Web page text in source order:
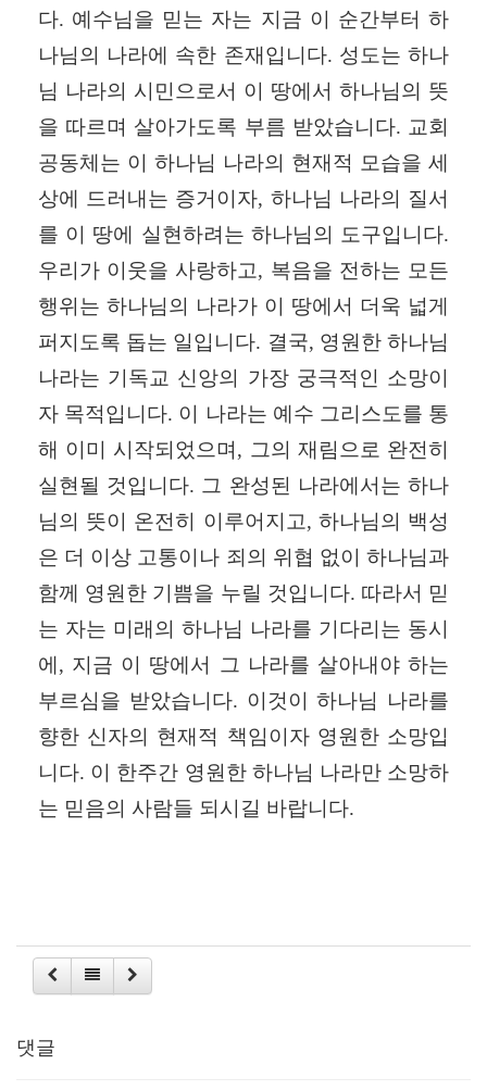
다. 예수님을 믿는 자는 지금 이 순간부터 하
나님의 나라에 속한 존재입니다. 성도는 하나
님 나라의 시민으로서 이 땅에서 하나님의 뜻
을 따르며 살아가도록 부름 받았습니다. 교회
공동체는 이 하나님 나라의 현재적 모습을 세
상에 드러내는 증거이자, 하나님 나라의 질서
를 이 땅에 실현하려는 하나님의 도구입니다.
우리가 이웃을 사랑하고, 복음을 전하는 모든
행위는 하나님의 나라가 이 땅에서 더욱 넓게
퍼지도록 돕는 일입니다. 결국, 영원한 하나님
나라는 기독교 신앙의 가장 궁극적인 소망이
자 목적입니다. 이 나라는 예수 그리스도를 통
해 이미 시작되었으며, 그의 재림으로 완전히
실현될 것입니다. 그 완성된 나라에서는 하나
님의 뜻이 온전히 이루어지고, 하나님의 백성
은 더 이상 고통이나 죄의 위협 없이 하나님과
함께 영원한 기쁨을 누릴 것입니다. 따라서 믿
는 자는 미래의 하나님 나라를 기다리는 동시
에, 지금 이 땅에서 그 나라를 살아내야 하는
부르심을 받았습니다. 이것이 하나님 나라를
향한 신자의 현재적 책임이자 영원한 소망입
니다. 이 한주간 영원한 하나님 나라만 소망하
는 믿음의 사람들 되시길 바랍니다.
댓글